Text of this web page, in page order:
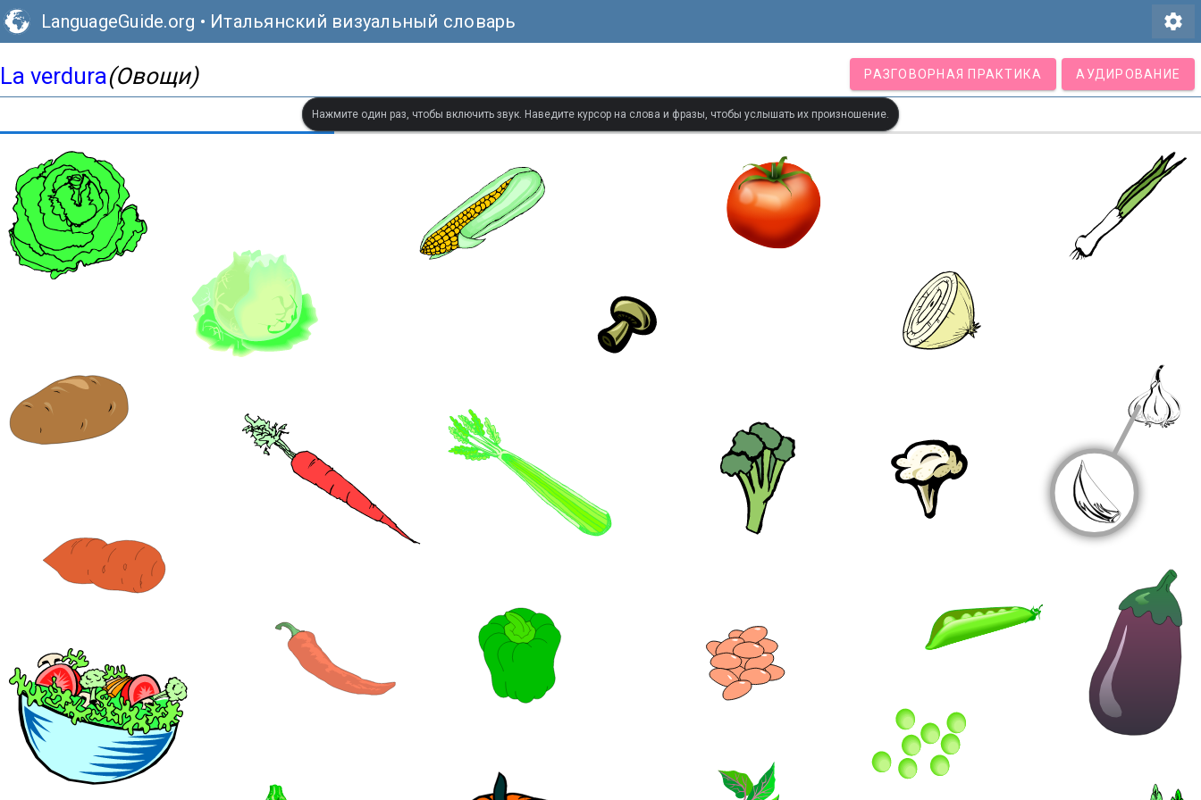
LanguageGuide.org • Итальянский визуальный словарь settings
La verdura(Овощи) РАЗГОВОРНАЯ ПРАКТИКА АУДИРОВАНИЕ
Нажмите один раз, чтобы включить звук. Наведите курсор на слова и фразы, чтобы услышать их произношение.